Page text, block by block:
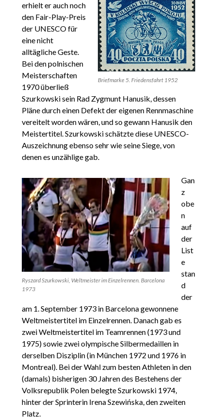
Briefmarke 5. Friedensfahrt 1952
erhielt er auch noch
den Fair-Play-Preis
der UNESCO für
eine nicht
alltägliche Geste.
Bei den polnischen
Meisterschaften
1970 überließ
Szurkowski sein Rad Zygmunt Hanusik, dessen
Pläne durch einen Defekt der eigenen Rennmaschine
vereitelt worden wären, und so gewann Hanusik den
Meistertitel. Szurkowski schätzte diese UNESCO-
Auszeichnung ebenso sehr wie seine Siege, von
denen es unzählige gab.
Ryszard Szurkowski, Weltmeister im Einzelrennen. Barcelona
1973
Gan
z
obe
n
auf
der
List
e
stan
d
der
am 1. September 1973 in Barcelona gewonnene
Weltmeistertitel im Einzelrennen. Danach gab es
zwei Weltmeistertitel im Teamrennen (1973 und
1975) sowie zwei olympische Silbermedaillen in
derselben Disziplin (in München 1972 und 1976 in
Montreal). Bei der Wahl zum besten Athleten in den
(damals) bisherigen 30 Jahren des Bestehens der
Volksrepublik Polen belegte Szurkowski 1974,
hinter der Sprinterin Irena Szewińska, den zweiten
Platz.